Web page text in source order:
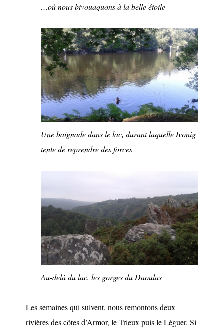
…où nous bivouaquons à la belle étoile
Une baignade dans le lac, durant laquelle Ivonig
tente de reprendre des forces
Au-delà du lac, les gorges du Daoulas
Les semaines qui suivent, nous remontons deux
rivières des côtes d’Armor, le Trieux puis le Léguer. Si